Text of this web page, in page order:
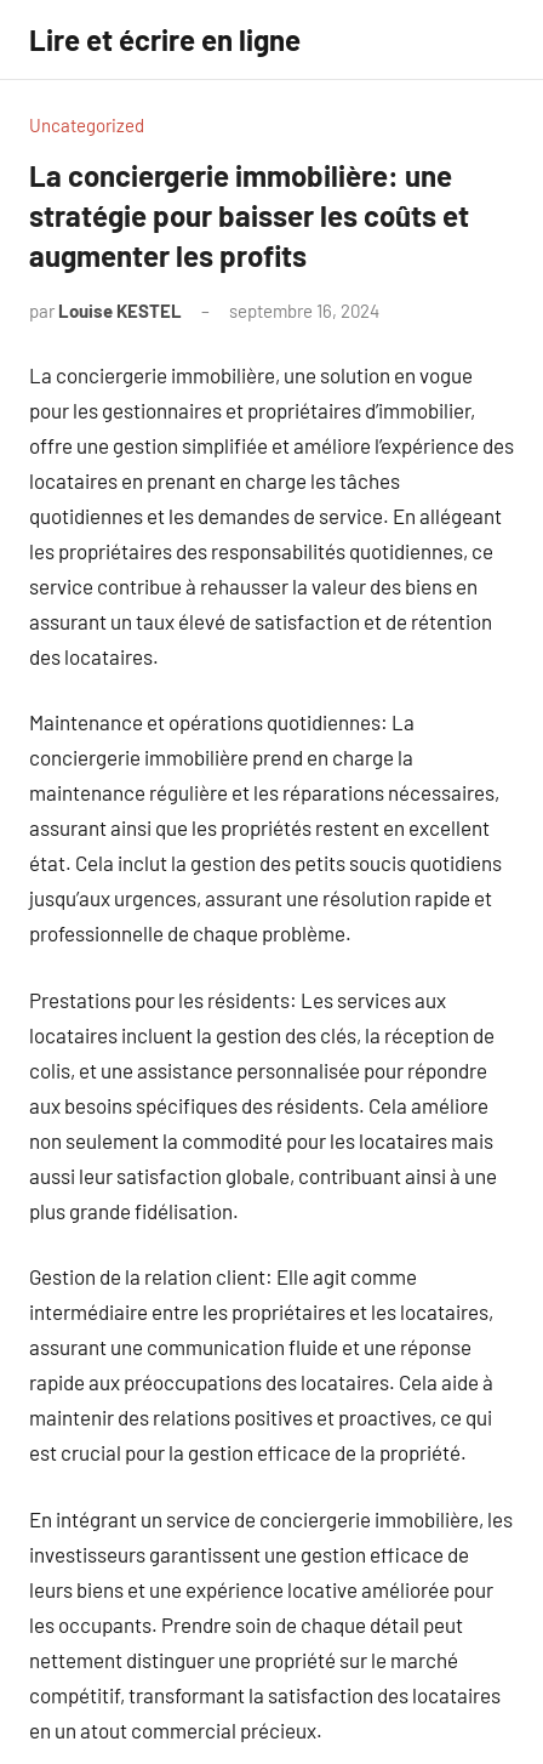
contenu
Lire et écrire en ligne
Uncategorized
La conciergerie immobilière: une
stratégie pour baisser les coûts et
augmenter les profits
par Louise KESTEL septembre 16, 2024
La conciergerie immobilière, une solution en vogue
pour les gestionnaires et propriétaires d’immobilier,
offre une gestion simplifiée et améliore l’expérience des
locataires en prenant en charge les tâches
quotidiennes et les demandes de service. En allégeant
les propriétaires des responsabilités quotidiennes, ce
service contribue à rehausser la valeur des biens en
assurant un taux élevé de satisfaction et de rétention
des locataires.
Maintenance et opérations quotidiennes: La
conciergerie immobilière prend en charge la
maintenance régulière et les réparations nécessaires,
assurant ainsi que les propriétés restent en excellent
état. Cela inclut la gestion des petits soucis quotidiens
jusqu’aux urgences, assurant une résolution rapide et
professionnelle de chaque problème.
Prestations pour les résidents: Les services aux
locataires incluent la gestion des clés, la réception de
colis, et une assistance personnalisée pour répondre
aux besoins spécifiques des résidents. Cela améliore
non seulement la commodité pour les locataires mais
aussi leur satisfaction globale, contribuant ainsi à une
plus grande fidélisation.
Gestion de la relation client: Elle agit comme
intermédiaire entre les propriétaires et les locataires,
assurant une communication fluide et une réponse
rapide aux préoccupations des locataires. Cela aide à
maintenir des relations positives et proactives, ce qui
est crucial pour la gestion efficace de la propriété.
En intégrant un service de conciergerie immobilière, les
investisseurs garantissent une gestion efficace de
leurs biens et une expérience locative améliorée pour
les occupants. Prendre soin de chaque détail peut
nettement distinguer une propriété sur le marché
compétitif, transformant la satisfaction des locataires
en un atout commercial précieux.